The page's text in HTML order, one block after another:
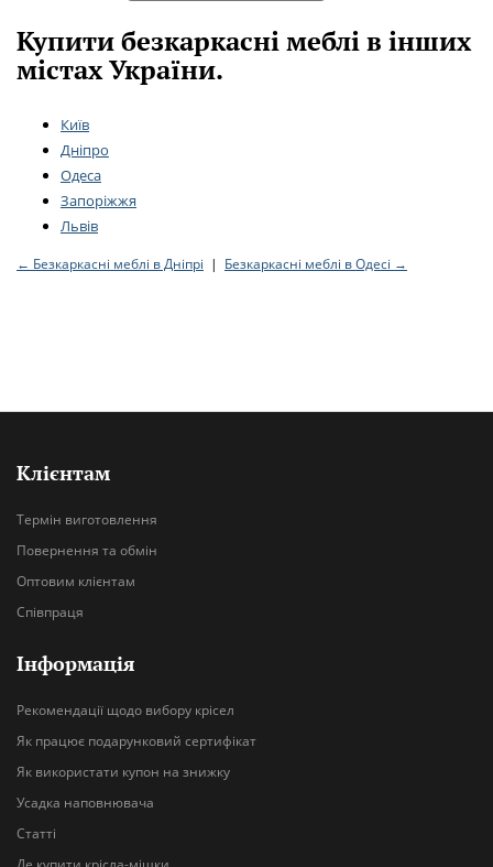
Купити безкаркасні меблі в інших
містах України.
Київ
Дніпро
Одеса
Запоріжжя
Львів
← Безкаркасні меблі в Дніпрі | Безкаркасні меблі в Одесі →
Клієнтам
Термін виготовлення
Повернення та обмін
Оптовим клієнтам
Співпраця
Інформація
Рекомендації щодо вибору крісел
Як працює подарунковий сертифікат
Як використати купон на знижку
Усадка наповнювача
Статті